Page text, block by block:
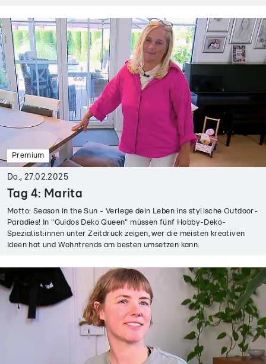
Premium
Do., 27.02.2025
Tag 4: Marita
Motto: Season in the Sun - Verlege dein Leben ins stylische Outdoor-
Paradies! In "Guidos Deko Queen" müssen fünf Hobby-Deko-
Spezialist:innen unter Zeitdruck zeigen, wer die meisten kreativen
Ideen hat und Wohntrends am besten umsetzen kann.